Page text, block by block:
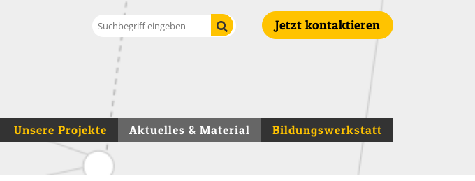
Suche Suche startenJetzt kontaktieren
Unsere Projekte Aktuelles & Material Bildungswerkstatt